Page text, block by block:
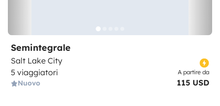
Semintegrale
Salt Lake City
5 viaggiatori
Nuovo
A partire da
115 USD